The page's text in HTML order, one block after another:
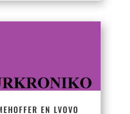
EN LVOVO